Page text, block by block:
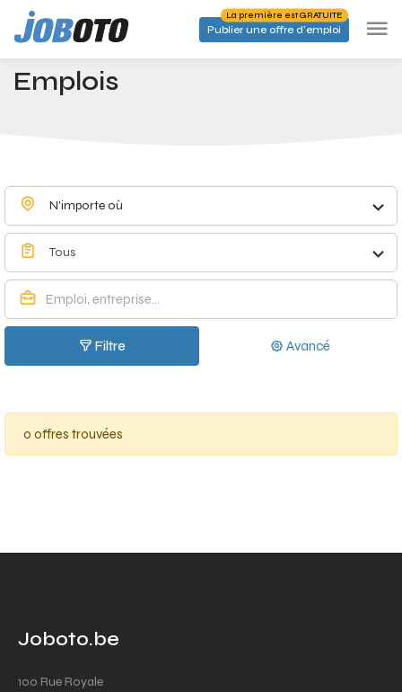
Skip to main content
Publier une offre d'emploi
La première est GRATUITE
Accueil Emplois à Scy - Joboto
Emplois
N'importe où
Tous
Filtre Avancé
0 offres trouvées
Joboto.be
100 Rue Royale